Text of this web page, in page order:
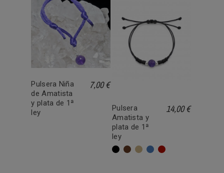
Pulsera Niña
de Amatista
y plata de 1ª
ley
7,00 €
Pulsera
Amatista y
plata de 1ª
ley
14,00 €
NegroMarrón
BeigeAzulRojo